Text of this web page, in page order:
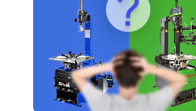
Внешние захваты: Ø 8-22"
Внутренние захваты: Ø 11-
Рабочее давление: 8-10
Мотор: 220V /